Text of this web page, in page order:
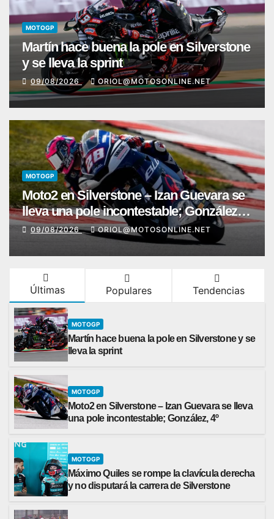
MOTOGP
Martín hace buena la pole en Silverstone
y se lleva la sprint
09/08/2026 ORIOL@MOTOSONLINE.NET
MOTOGP
Moto2 en Silverstone – Izan Guevara se
lleva una pole incontestable; González,
4º09/08/2026 ORIOL@MOTOSONLINE.NET
Últimas Populares Tendencias
MOTOGP
Martín hace buena la pole en Silverstone y se
lleva la sprint
MOTOGP
Moto2 en Silverstone – Izan Guevara se lleva
una pole incontestable; González, 4º
MOTOGP
Máximo Quiles se rompe la clavícula derecha
y no disputará la carrera de Silverstone